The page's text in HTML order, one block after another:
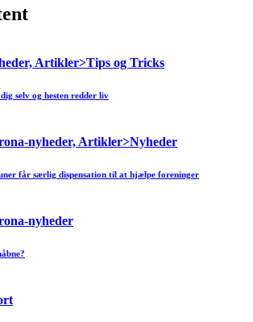
Artikler>Tips og Tricks
selv og hesten redder liv
nyheder, Artikler>Nyheder
får særlig dispensation til at hjælpe foreninger
nyheder